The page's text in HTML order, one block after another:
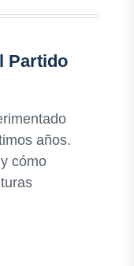
Partido
años.
cómo